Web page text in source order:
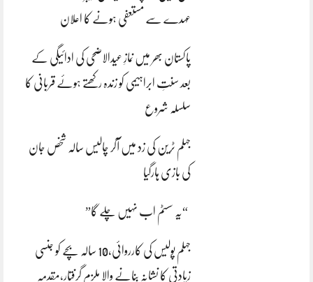
عہدے سے مستعفی ہونے کا اعلان
پاکستان بھر میں نمازِ عیدالاضحی کی ادائیگی کے
بعد سنتِ ابراہیمی کو زندہ رکھتے ہوئے قربانی کا
سلسلہ شروع
جہلم ٹرین کی زد میں آکر چالیس سالہ شخص جان
کی بازی ہارگیا
“یہ سسٹم اب نہیں چلے گا”
جہلم پولیس کی کارروائی،10 سالہ بچے کو جنسی
زیادتی کا نشانہ بنانے والا ملزم گرفتار،مقدمہ